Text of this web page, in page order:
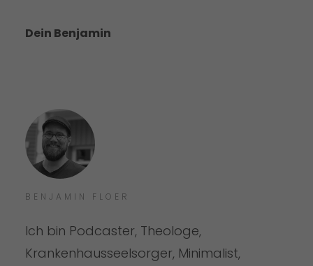
Dein Benjamin
BENJAMIN FLOER
Ich bin Podcaster, Theologe,
Krankenhausseelsorger, Minimalist,